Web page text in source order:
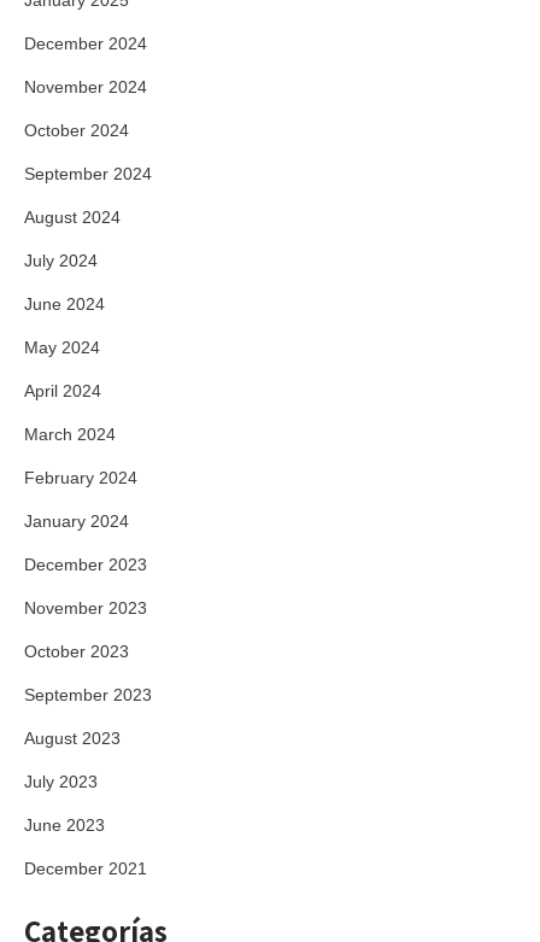
December 2024
November 2024
October 2024
September 2024
August 2024
July 2024
June 2024
May 2024
April 2024
March 2024
February 2024
January 2024
December 2023
November 2023
October 2023
September 2023
August 2023
July 2023
June 2023
December 2021
Categorías